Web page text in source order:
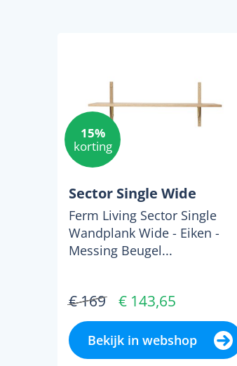
15%
korting
Sector Single Wide
Ferm Living Sector Single
Wandplank Wide - Eiken -
Messing Beugel...
€ 169 € 143,65
Bekijk in webshop